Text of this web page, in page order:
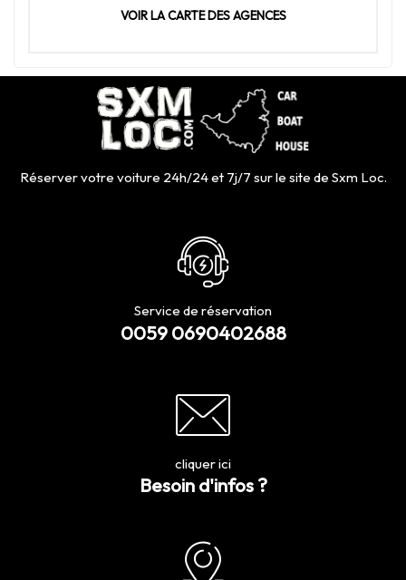
VOIR LA CARTE DES AGENCES
Réserver votre voiture 24h/24 et 7j/7 sur le site de Sxm Loc.
Service de réservation
0059 0690402688
cliquer ici
Besoin d'infos ?